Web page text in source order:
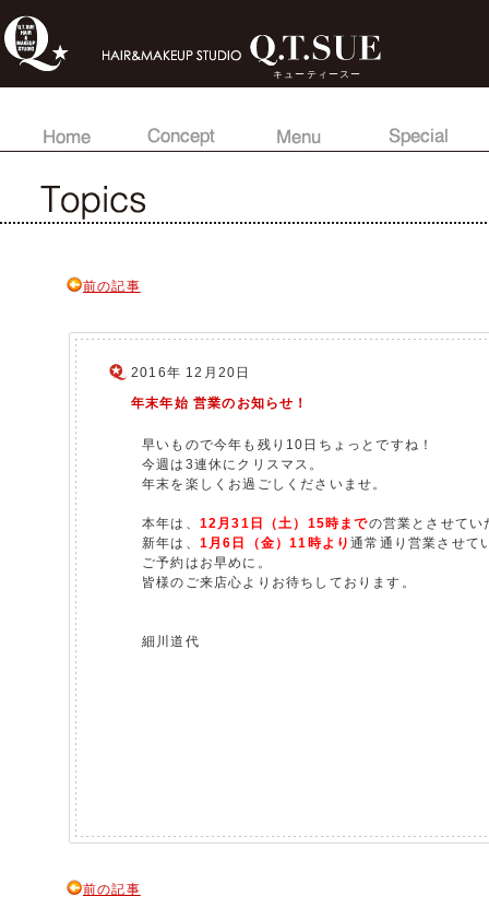
キューティースー
前の記事
2016年 12月20日
年末年始 営業のお知らせ！
早いもので今年も残り10日ちょっとですね！
今週は3連休にクリスマス。
年末を楽しくお過ごしくださいませ。
本年は、 12月31日（土）15時までの営業とさせてい
新年は、 1月6日（金）11時より通常通り営業させて
ご予約はお早めに。
皆様のご来店心よりお待ちしております。
細川道代
前の記事